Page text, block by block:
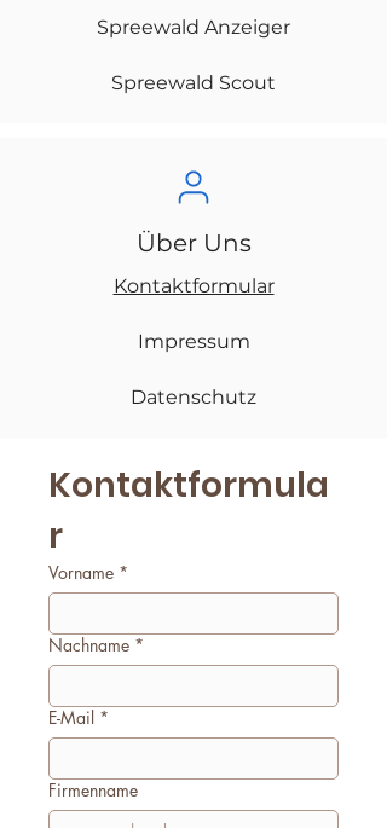
Spreewald Anzeiger
Spreewald Scout
Über Uns
Kontaktformular
Impressum
Datenschutz
Kontaktformula
r
Vorname *
Nachname *
E-Mail *
Firmenname